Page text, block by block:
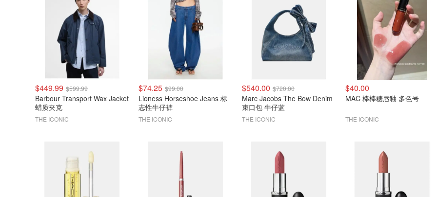
$449.99 $599.99
Barbour Transport Wax Jacket
蜡质夹克
THE ICONIC
$74.25 $99.00
Lioness Horseshoe Jeans 标
志性牛仔裤
THE ICONIC
$540.00 $720.00
Marc Jacobs The Bow Denim
束口包 牛仔蓝
THE ICONIC
$40.00
MAC 棒棒糖唇釉 多色号
THE ICONIC